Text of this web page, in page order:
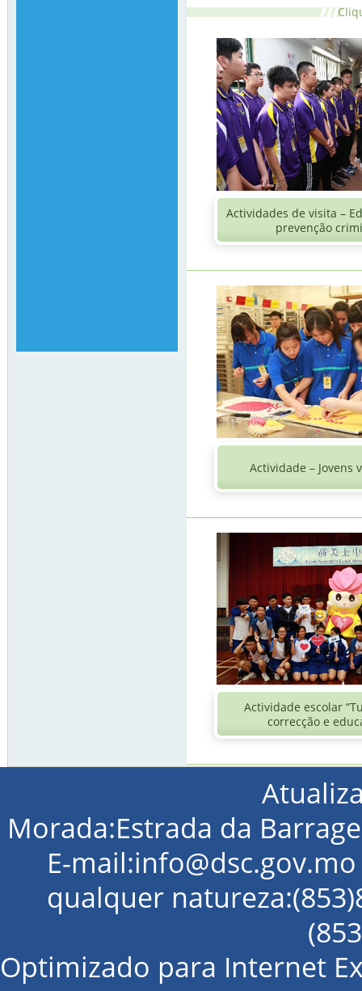
Actividades de visita –
prevenção
Actividade – Jovens
Actividade escolar
correcção e
Morada:Estrada da
E-
qualquer
Optimizado para Internet